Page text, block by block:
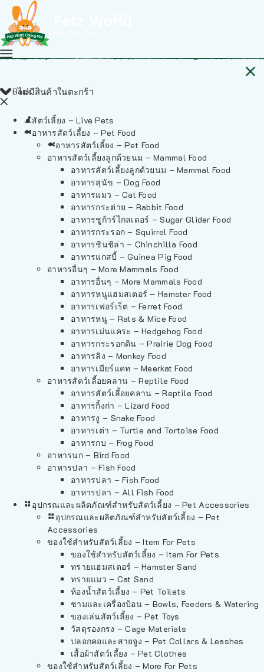
ไม่มีสินค้าในตะกร้า
Back
สัตว์เลี้ยง – Live Pets
อาหารสัตว์เลี้ยง – Pet Food
อาหารสัตว์เลี้ยง – Pet Food
อาหารสัตว์เลี้ยงลูกด้วยนม – Mammal Food
อาหารสัตว์เลี้ยงลูกด้วยนม – Mammal Food
อาหารสุนัข – Dog Food
อาหารแมว – Cat Food
อาหารกระต่าย – Rabbit Food
อาหารชูก้าร์ไกลเดอร์ – Sugar Glider Food
อาหารกระรอก – Squirrel Food
อาหารชินชิล่า – Chinchilla Food
อาหารแกสบี้ – Guinea Pig Food
อาหารอื่นๆ – More Mammals Food
อาหารอื่นๆ – More Mammals Food
อาหารหนูแฮมสเตอร์ – Hamster Food
อาหารเฟอร์เร็ต – Ferret Food
อาหารหนู – Rats & Mice Food
อาหารเม่นแคระ – Hedgehog Food
อาหารกระรอกดิน – Prairie Dog Food
อาหารลิง – Monkey Food
อาหารเมียร์แคท – Meerkat Food
อาหารสัตว์เลี้อยคลาน – Reptile Food
อาหารสัตว์เลี้อยคลาน – Reptile Food
อาหารกิ้งก่า – Lizard Food
อาหารงู – Snake Food
อาหารเต่า – Turtle and Tortoise Food
อาหารกบ – Frog Food
อาหารนก – Bird Food
อาหารปลา – Fish Food
อาหารปลา – Fish Food
อาหารปลา – All Fish Food
อุปกรณและผลิตภัณฑ์สำหรับสัตว์เลี้ยง – Pet Accessories
อุปกรณและผลิตภัณฑ์สำหรับสัตว์เลี้ยง – Pet
Accessories
ของใช้สำหรับสัตว์เลี้ยง – Item For Pets
ของใช้สำหรับสัตว์เลี้ยง – Item For Pets
ทรายแฮมสเตอร์ – Hamster Sand
ทรายแมว – Cat Sand
ห้องน้ำสัตว์เลี้ยง – Pet Toilets
ชามและเครื่องป้อน – Bowls, Feeders & Watering
ของเล่นสัตว์เลี้ยง – Pet Toys
วัสดุรองกรง – Cage Materials
ปลอกคอและสายจูง – Pet Collars & Leashes
เสื้อผ้าสัตว์เลี้ยง – Pet Clothes
ของใช้สำหรับสัตว์เลี้ยง – More For Pets